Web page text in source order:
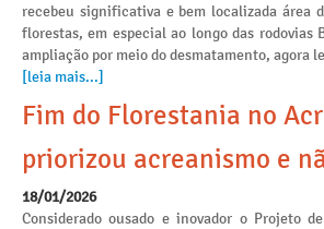
recebeu significativa e bem localizada área
florestas, em especial ao longo das rodovias
ampliação por meio do desmatamento, agora
[leia mais...]
Fim do Florestania no
priorizou acreanismo e
18/01/2026
Considerado ousado e inovador o Projeto